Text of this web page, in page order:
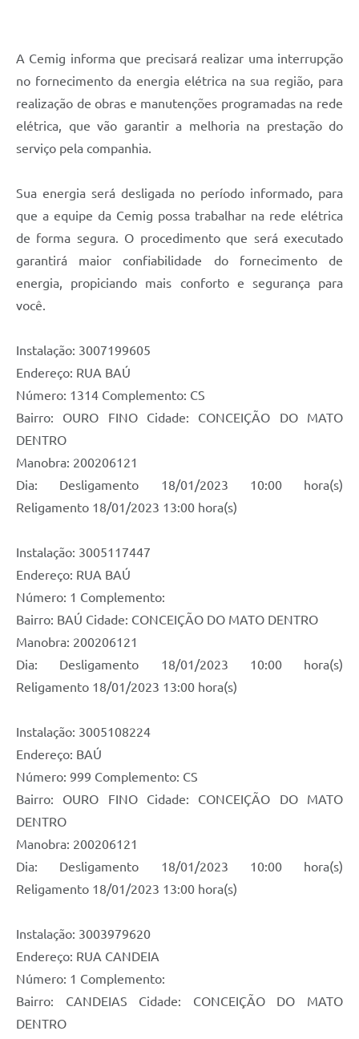
Notificações Ambientais
Conselho Municipal de Conservação e Defesa do
Meio Ambiente-CODEMA
Contratos
Audiências Públicas
Arquivos para Download
Obras
Projetos
Contas Públicas
Links
Telefones Úteis
A Prefeitura
Diário Oficial
A Cemig informa que precisará realizar uma interrupção
no fornecimento da energia elétrica na sua região, para
realização de obras e manutenções programadas na rede
elétrica, que vão garantir a melhoria na prestação do
serviço pela companhia.
Sua energia será desligada no período informado, para
que a equipe da Cemig possa trabalhar na rede elétrica
de forma segura. O procedimento que será executado
garantirá maior confiabilidade do fornecimento de
energia, propiciando mais conforto e segurança para
você.
Instalação: 3007199605
Endereço: RUA BAÚ
Número: 1314 Complemento: CS
Bairro: OURO FINO Cidade: CONCEIÇÃO DO MATO
DENTRO
Manobra: 200206121
Dia: Desligamento 18/01/2023 10:00 hora(s)
Religamento 18/01/2023 13:00 hora(s)
Instalação: 3005117447
Endereço: RUA BAÚ
Número: 1 Complemento:
Bairro: BAÚ Cidade: CONCEIÇÃO DO MATO DENTRO
Manobra: 200206121
Dia: Desligamento 18/01/2023 10:00 hora(s)
Religamento 18/01/2023 13:00 hora(s)
Instalação: 3005108224
Endereço: BAÚ
Número: 999 Complemento: CS
Bairro: OURO FINO Cidade: CONCEIÇÃO DO MATO
DENTRO
Manobra: 200206121
Dia: Desligamento 18/01/2023 10:00 hora(s)
Religamento 18/01/2023 13:00 hora(s)
Instalação: 3003979620
Endereço: RUA CANDEIA
Número: 1 Complemento:
Bairro: CANDEIAS Cidade: CONCEIÇÃO DO MATO
DENTRO